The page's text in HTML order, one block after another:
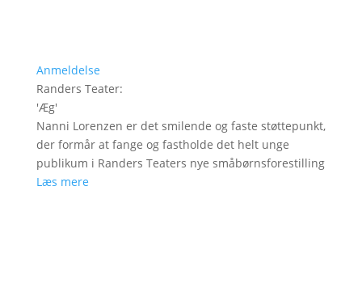
Anmeldelse
Randers Teater:
'Æg'
Nanni Lorenzen er det smilende og faste støttepunkt,
der formår at fange og fastholde det helt unge
publikum i Randers Teaters nye småbørnsforestilling
Læs mere